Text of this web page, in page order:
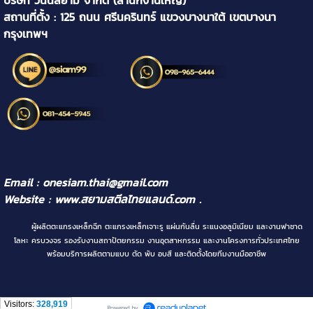
สถานที่ตั้ง : 125 ถนน ศรีนครินทร์ แขวงบางนาใต้ เขตบางนา
กรุงเทพฯ
Email : onesiam.thai@gmail.com
Website : www.สยามสตีลไทยแลนด์.com.
ผู้ผลิตตะแกรงเหล็กฉีก ตะแกรงเหล็กเจาะรู แผ่นกันลื่น ระแนงอลูมิเนียม และงานฟาซาด
โลหะ ครบวงจร รองรับงานสถาปัตยกรรม งานอุตสาหกรรม และงานโครงการทั่วประเทศไทย
พร้อมบริการผลิตตามแบบ ตัด พับ อบสี และติดตั้งโดยทีมงานมืออาชีพ
Visitors: 328,919